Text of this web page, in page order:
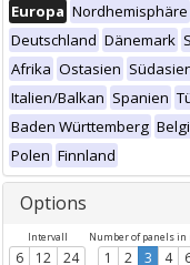
Europa Nordhemisphäre
Deutschland Dänemark
Afrika Ostasien
Italien/Balkan Spanien
Baden Württemberg
Polen Finnland
Options
Intervall
6 12 24
Number of panels in
1 2 3 4